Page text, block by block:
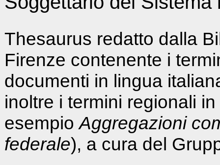
Thesaurus redatto dalla
Firenze contenente i
documenti in lingua
inoltre i termini regionali
esempioAggregazioni
federale), a cura del